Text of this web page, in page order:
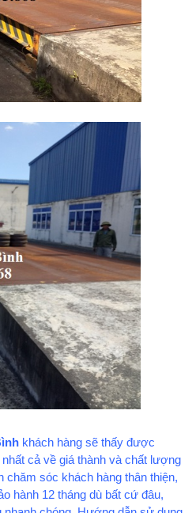
khách hàng sẽ thấy được
cả về giá thành và chất lượng
chăm sóc khách hàng thân thiện,
hành 12 tháng dù bất cứ đâu,